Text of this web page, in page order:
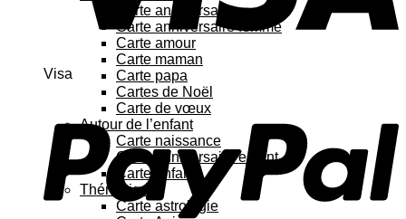
Visa
Carte anniversaire
Carte anniversaire femme
Carte amour
Carte maman
Carte papa
Cartes de Noël
Carte de vœux
Autour de l’enfant
Carte naissance
Carte anniversaire enfant
Carte enfant
Thématique
Carte astrologie